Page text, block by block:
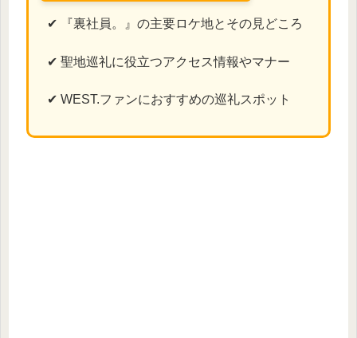
✔ 『裏社員。』の主要ロケ地とその見どころ
✔ 聖地巡礼に役立つアクセス情報やマナー
✔ WEST.ファンにおすすめの巡礼スポット